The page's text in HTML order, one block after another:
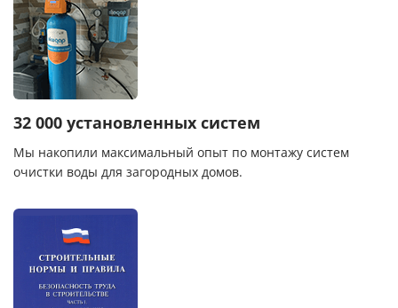
32 000 установленных систем
Мы накопили максимальный опыт по монтажу систем
очистки воды для загородных домов.